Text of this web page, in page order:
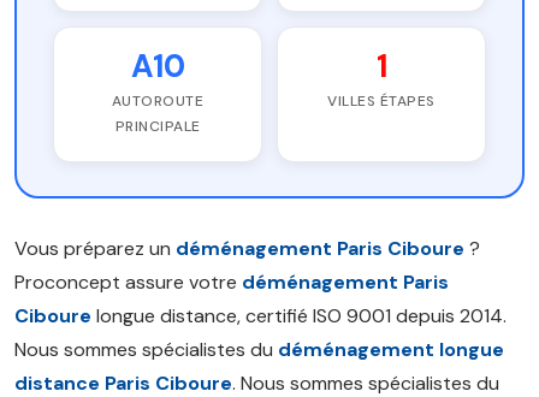
A10
AUTOROUTE
PRINCIPALE
1
VILLES ÉTAPES
Vous préparez un déménagement Paris Ciboure ?
Proconcept assure votre déménagement Paris
Ciboure longue distance, certifié ISO 9001 depuis 2014.
Nous sommes spécialistes du déménagement longue
distance Paris Ciboure. Nous sommes spécialistes du